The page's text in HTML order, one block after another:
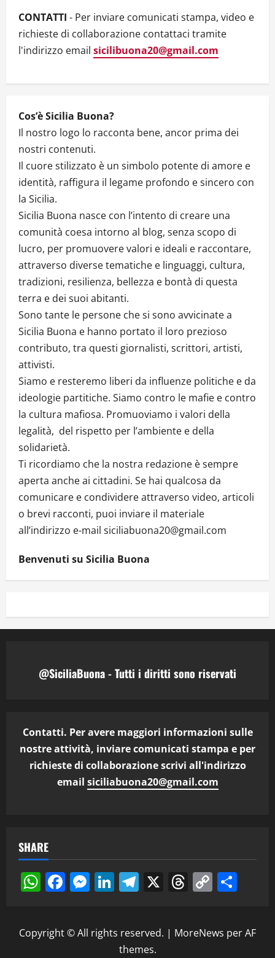
CONTATTI - Per inviare comunicati stampa, video e
richieste di collaborazione contattaci tramite
l'indirizzo email sicilibuona20@gmail.com
Cos’è Sicilia Buona?
Il nostro logo lo racconta bene, ancor prima dei
nostri contenuti.
Il cuore stilizzato è un simbolo potente di amore e
identità, raffigura il legame profondo e sincero con
la Sicilia.
Sicilia Buona nasce con l’intento di creare una
comunità coesa intorno al blog, senza scopo di
lucro, per promuovere valori e ideali e raccontare,
attraverso diverse tematiche e linguaggi, cultura,
tradizioni, resilienza, bellezza e bontà di questa
terra e dei suoi abitanti.
Sono tante le persone che si sono avvicinate a
Sicilia Buona e hanno portato il loro prezioso
contributo, tra questi giornalisti, scrittori, artisti,
attivisti.
Siamo e resteremo liberi da influenze politiche e da
ideologie partitiche. Siamo contro le mafie e contro
la cultura mafiosa. Promuoviamo i valori della
legalità, del rispetto per l’ambiente e della
solidarietà.
Ti ricordiamo che la nostra redazione è sempre
aperta anche ai cittadini. Se hai qualcosa da
comunicare e condividere attraverso video, articoli
o brevi racconti, puoi inviare il materiale
all’indirizzo e-mail siciliabuona20@gmail.com
Benvenuti su Sicilia Buona
@SiciliaBuona - Tutti i diritti sono riservati
Contatti. Per avere maggiori informazioni sulle
nostre attività, inviare comunicati stampa e per
richieste di collaborazione scrivi all'indirizzo
email siciliabuona20@gmail.com
SHARE
WhatsApp
Facebook
Messenger
LinkedIn
Telegram
X Threads
Copy
Copyright © All rights reserved. | MoreNews per AF
themes.